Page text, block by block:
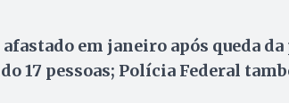
em janeiro após queda
17 pessoas; Polícia Federal